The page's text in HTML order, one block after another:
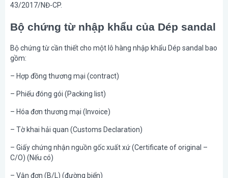
43/2017/NĐ-CP.
Bộ chứng từ nhập khẩu của Dép sandal
Bộ chứng từ cần thiết cho một lô hàng nhập khẩu Dép sandal bao
gồm:
– Hợp đồng thương mại (contract)
– Phiếu đóng gói (Packing list)
– Hóa đơn thương mại (Invoice)
– Tờ khai hải quan (Customs Declaration)
– Giấy chứng nhận nguồn gốc xuất xứ (Certificate of original –
C/O) (Nếu có)
– Vận đơn (B/L) (đường biển)